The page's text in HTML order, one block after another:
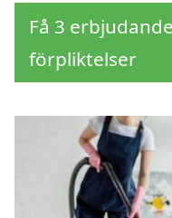
Få 3
förpliktelser